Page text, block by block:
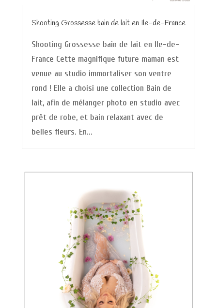
Shooting Grossesse bain de lait en Ile-de-France
Shooting Grossesse bain de lait en Ile-de-
France Cette magnifique future maman est
venue au studio immortaliser son ventre
rond ! Elle a choisi une collection Bain de
lait, afin de mélanger photo en studio avec
prêt de robe, et bain relaxant avec de
belles fleurs. En...